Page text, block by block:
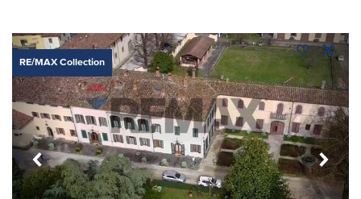
RE/MAX Collection